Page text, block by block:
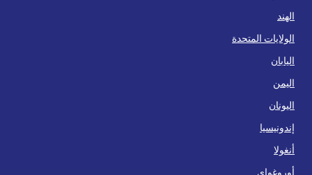
الهند
الولايات المتحدة
اليابان
اليمن
اليونان
إندونيسيا
أنغولا
أوروغواي